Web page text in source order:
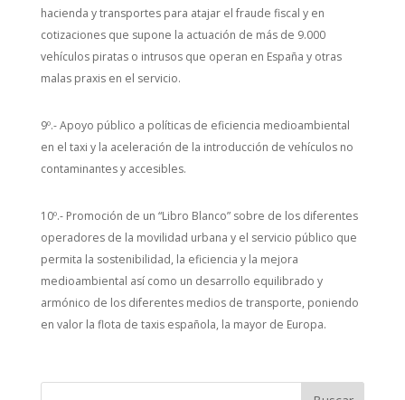
hacienda y transportes para atajar el fraude fiscal y en
cotizaciones que supone la actuación de más de 9.000
vehículos piratas o intrusos que operan en España y otras
malas praxis en el servicio.
9º.- Apoyo público a políticas de eficiencia medioambiental
en el taxi y la aceleración de la introducción de vehículos no
contaminantes y accesibles.
10º.- Promoción de un “Libro Blanco” sobre de los diferentes
operadores de la movilidad urbana y el servicio público que
permita la sostenibilidad, la eficiencia y la mejora
medioambiental así como un desarrollo equilibrado y
armónico de los diferentes medios de transporte, poniendo
en valor la flota de taxis española, la mayor de Europa.